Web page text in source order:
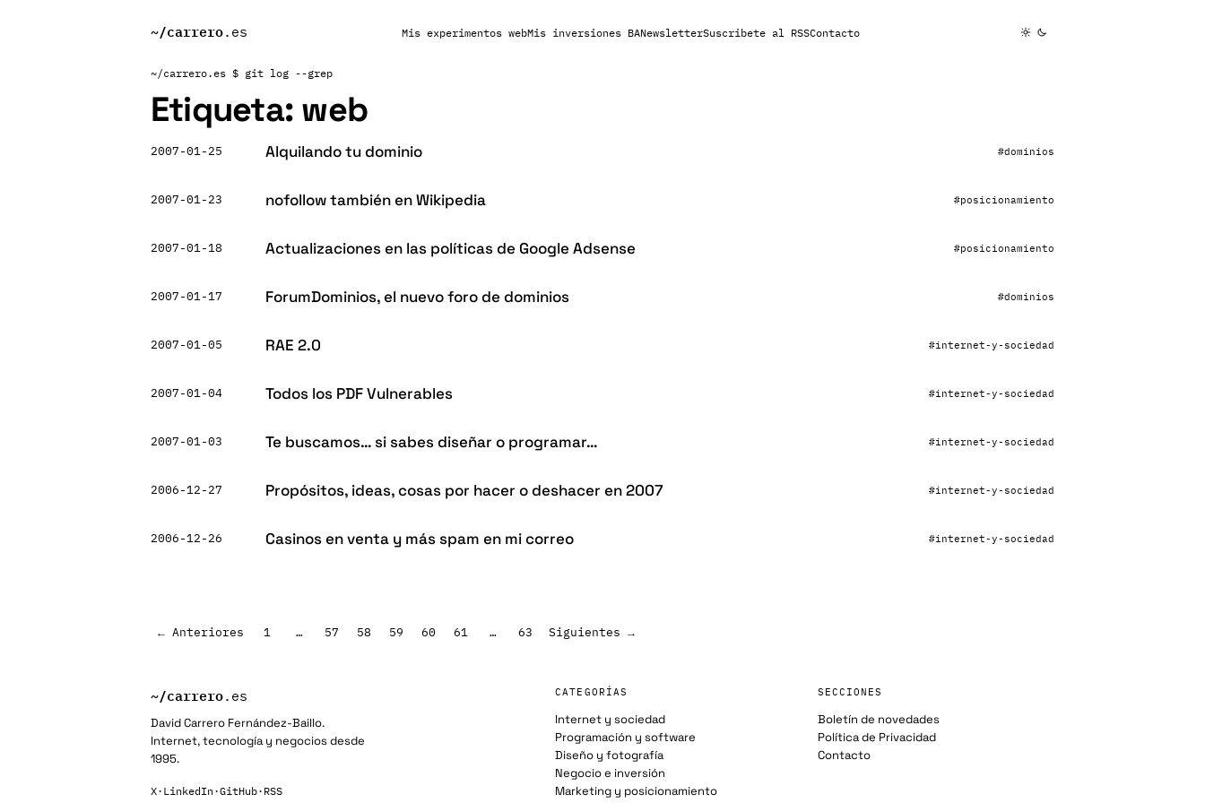
~/carrero.es Mis experimentos webMis inversiones BANewsletterSuscribete al RSSContacto
~/carrero.es $ git log --grep
Etiqueta: web
2007-01-25 Alquilando tu dominio #dominios
2007-01-23 nofollow también en Wikipedia #posicionamiento
2007-01-18 Actualizaciones en las políticas de Google Adsense #posicionamiento
2007-01-17 ForumDominios, el nuevo foro de dominios #dominios
2007-01-05 RAE 2.0 #internet-y-sociedad
2007-01-04 Todos los PDF Vulnerables #internet-y-sociedad
2007-01-03 Te buscamos… si sabes diseñar o programar… #internet-y-sociedad
2006-12-27 Propósitos, ideas, cosas por hacer o deshacer en 2007 #internet-y-sociedad
2006-12-26 Casinos en venta y más spam en mi correo #internet-y-sociedad
Paginación
entradas
← Anteriores 1 … 57 58 59 60 61 … 63 Siguientes →
~/carrero.es
David Carrero Fernández-Baillo.
Internet, tecnología y negocios desde
1995.
X· LinkedIn·GitHub· RSS
CATEGORÍAS
Internet y sociedad
Programación y software
Diseño y fotografía
Negocio e inversión
Marketing y posicionamiento
SECCIONES
Boletín de novedades
Política de Privacidad
Contacto